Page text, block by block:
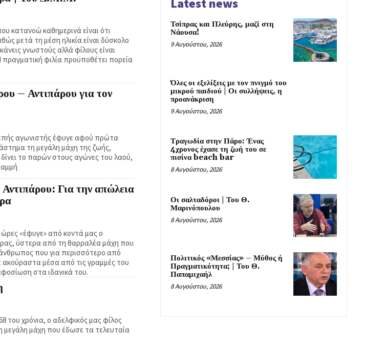
κατανοώ καθημερινά είναι ότι
μετά τη μέση ηλικία είναι δύσκολο
γνωστούς αλλά φίλους είναι
φιλία προϋποθέτει πορεία
– Αντιπάρου για τον
αγωνιστής έφυγε αφού πρώτα
τη μεγάλη μάχη της ζωής,
το παρών στους αγώνες του λαού,
Για την απώλεια
«έφυγε» από κοντά μας ο
ύστερα από τη θαρραλέα μάχη που
που για περισσότερο από
μέσα από τις γραμμές του
στα ιδανικά του.
του χρόνια, ο αδελφικός μας φίλος
μεγάλη μάχη που έδωσε τα τελευταία
Latest news
Τσίπρας και Πλεύρης, μαζί στη
Νάουσα!
9 Αυγούστου, 2026
Όλες οι εξελίξεις με τον πνιγμό του
μικρού παιδιού | Οι συλλήψεις, η
προανάκριση
9 Αυγούστου, 2026
Τραγωδία στην Πάρο: Ένας
4χρονος έχασε τη ζωή του σε
πισίνα beach bar
8 Αυγούστου, 2026
Οι σαλταδόροι | Του Θ.
Μαρινόπουλου
8 Αυγούστου, 2026
Πολιτικός «Μεσσίας» – Μύθος ή
Πραγματικότητα; | Του Θ.
Παπαμιχαήλ
8 Αυγούστου, 2026